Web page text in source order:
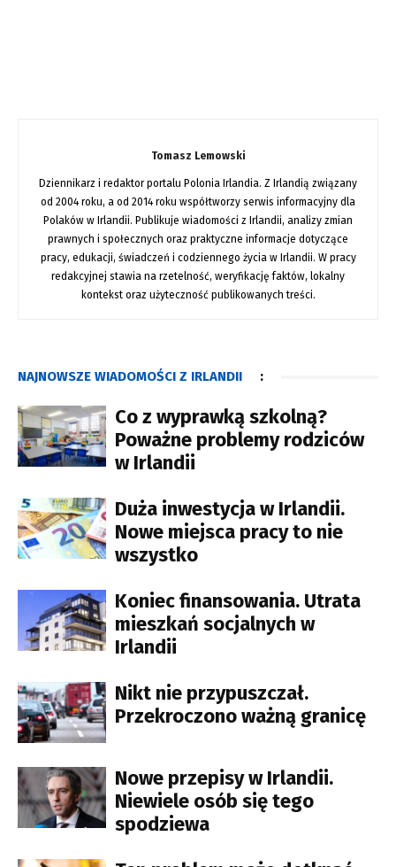
Tomasz Lemowski
Dziennikarz i redaktor portalu Polonia Irlandia. Z Irlandią związany
od 2004 roku, a od 2014 roku współtworzy serwis informacyjny dla
Polaków w Irlandii. Publikuje wiadomości z Irlandii, analizy zmian
prawnych i społecznych oraz praktyczne informacje dotyczące
pracy, edukacji, świadczeń i codziennego życia w Irlandii. W pracy
redakcyjnej stawia na rzetelność, weryfikację faktów, lokalny
kontekst oraz użyteczność publikowanych treści.
NAJNOWSZE WIADOMOŚCI Z IRLANDII :
Co z wyprawką szkolną?
Poważne problemy rodziców
w Irlandii
Duża inwestycja w Irlandii.
Nowe miejsca pracy to nie
wszystko
Koniec finansowania. Utrata
mieszkań socjalnych w
Irlandii
Nikt nie przypuszczał.
Przekroczono ważną granicę
Nowe przepisy w Irlandii.
Niewiele osób się tego
spodziewa